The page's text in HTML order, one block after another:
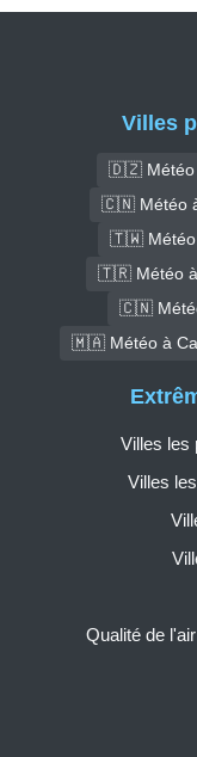
Villes
🇩🇿 Météo
🇨🇳 Météo
🇹🇼 Météo
🇹🇷 Météo à
🇨🇳
🇲🇦 Météo à
Villes les
Villes
Qualité de